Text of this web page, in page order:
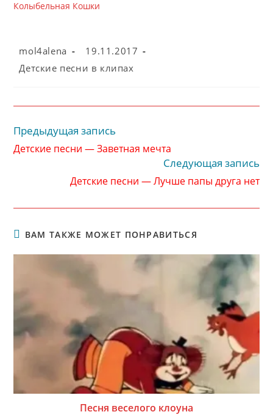
Колыбельная Кошки
Автор
mol4alena
Запись
19.11.2017
Рубрика
Детские песни в клипах
Читать
статьи
Предыдущая запись
Детские песни — Заветная мечта
Следующая запись
Детские песни — Лучше папы друга нет
ВАМ ТАКЖЕ МОЖЕТ ПОНРАВИТЬСЯ
Песня веселого клоуна